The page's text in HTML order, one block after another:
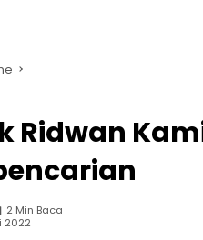
Ridwan
2 Min Baca
2022